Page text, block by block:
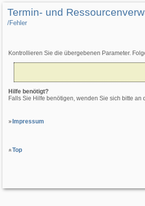
Termin- und
/­Fehler
Kontrollieren Sie die übergebenen Parameter.
Hilfe benötigt?
Falls Sie Hilfe benötigen, wenden Sie sich bitte an
Impressum
Top